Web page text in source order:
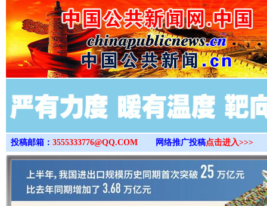
>
投稿邮箱： 3555333776@QQ.COM 网络推广投稿点击进入>>>